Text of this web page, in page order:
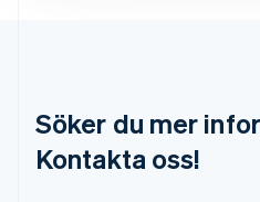
Söker du mer
Kontakta oss!
English
Mexiko
EspañolEnglish